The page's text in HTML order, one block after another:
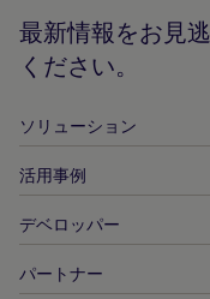
ペ
ー
最新情報をお見
ください。
ソリューション
入金
出金
活用事例
ホスピタリティ
自動車
デベロッパー
デベロッパーツール
パートナー